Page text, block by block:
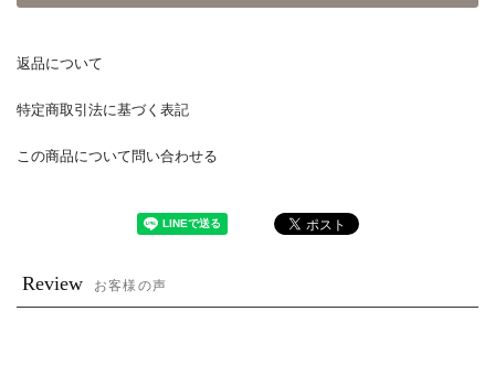
返品について
特定商取引法に基づく表記
この商品について問い合わせる
Review お客様の声